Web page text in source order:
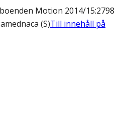
Motion 2014/15:2798
(S)Till innehåll på